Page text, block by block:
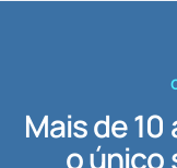
Mais de
o único